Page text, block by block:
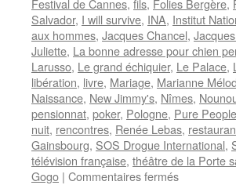
Festival de Cannes, fils, Folies Bergère,
Salvador, I will survive, INA, Institut
aux hommes, Jacques Chancel,
Juliette, La bonne adresse pour chien
Larusso, Le grand échiquier, Le Palace,
libération, livre, Mariage, Marianne
Naissance, New Jimmy's, Nîmes,
pensionnat, poker, Pologne, Pure People
nuit, rencontres, Renée Lebas,
Gainsbourg, SOS Drogue International,
télévision française, théâtre de la Porte
Gogo | Commentaires ferméssur